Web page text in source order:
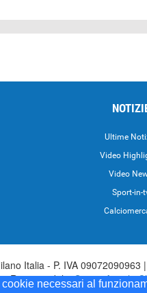
necessari al
Ultime
Video
Video
Sport-in-
Italia - P. IVA 09072090963
Responsabile:Sergio Angelo